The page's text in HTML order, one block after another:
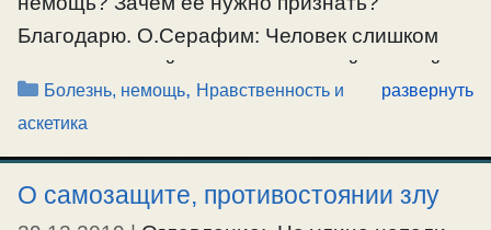
Благодарю. О.Серафим: Человек слишком
самоуверенный и самонадеянный, гордый.
Постоянно во всем ищет дух
самоутверждения. Смиряться не хочет. В
таком состоянии его ожидает погибель души,
адская мука. И вот чтобы сподвигнуть его к
Рубрики
Болезнь, немощь, Нравственность и
аскетика
развернуть
О самозащите, противостоянии злу